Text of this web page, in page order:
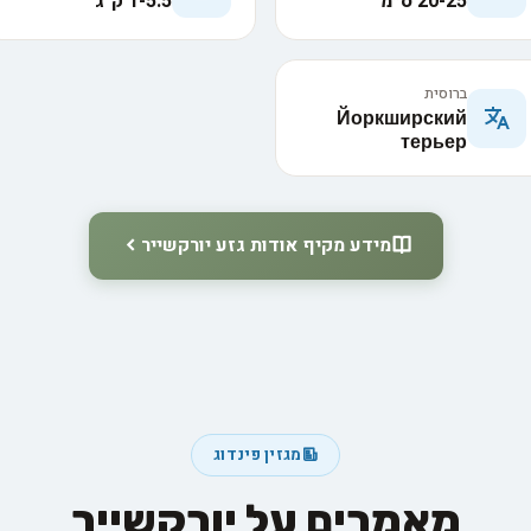
ברוסית
Йоркширский
терьер
מידע מקיף אודות גזע יורקשייר
מגזין פינדוג